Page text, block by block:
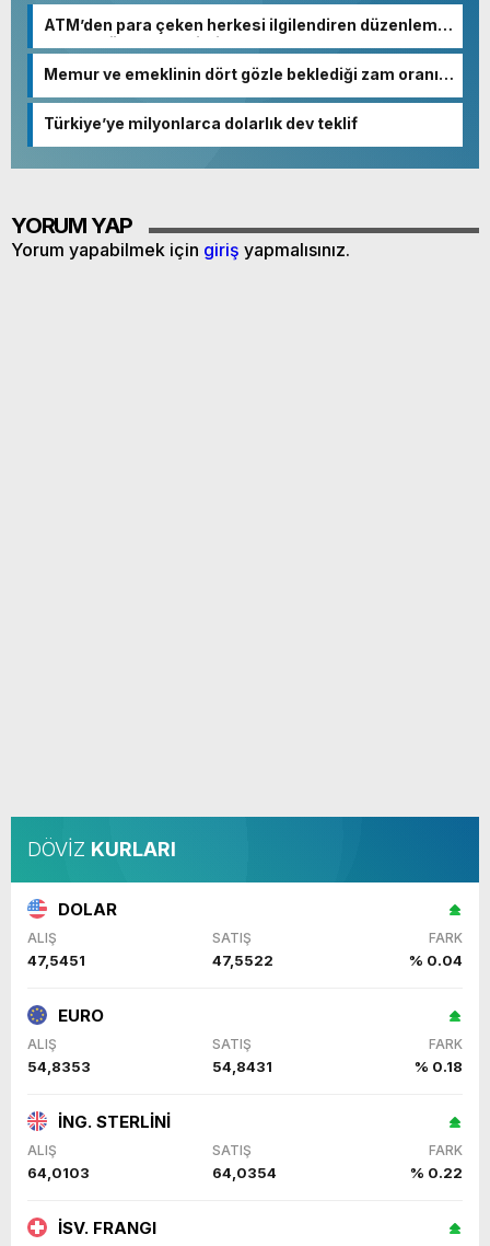
ATM’den para çeken herkesi ilgilendiren düzenleme!
Sayılar tümden değişti
Memur ve emeklinin dört gözle beklediği zam oranı
Türkiye’ye milyonlarca dolarlık dev teklif
YORUM YAP
Yorum yapabilmek için giriş yapmalısınız.
DÖVİZ KURLARI
DOLAR
ALIŞ SATIŞ FARK
47,5451 47,5522 % 0.04
EURO
ALIŞ SATIŞ FARK
54,8353 54,8431 % 0.18
İNG. STERLİNİ
ALIŞ SATIŞ FARK
64,0103 64,0354 % 0.22
İSV. FRANGI